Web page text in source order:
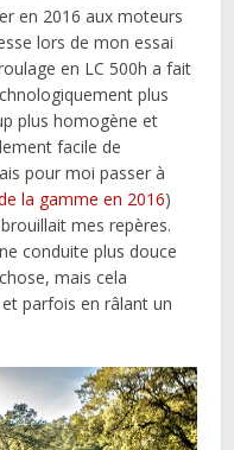
en 2016 aux moteurs
lors de mon essai
en LC 500h a fait
plus
plus homogène et
facile de
pour moi passer à
la gamme en 2016)
mes repères.
conduite plus douce
mais cela
parfois en râlant un